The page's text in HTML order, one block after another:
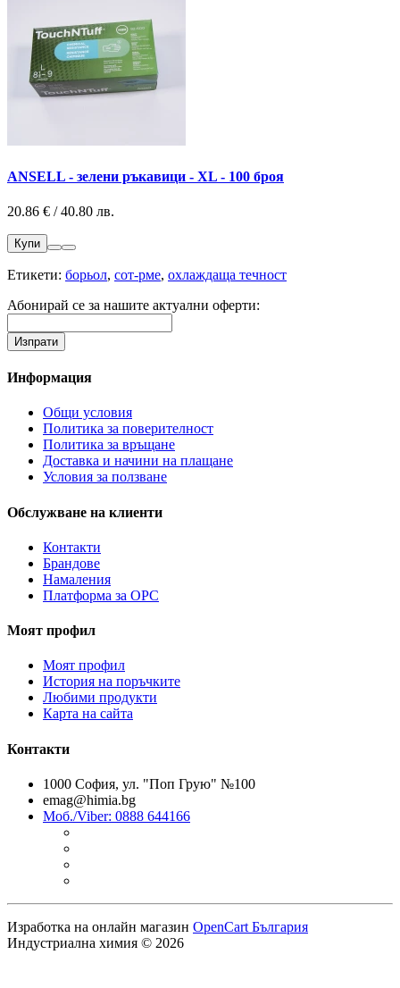
ANSELL - зелени ръкавици - XL - 100 броя
20.86 € / 40.80 лв.
Купи
Етикети: борьол, сот-рме, охлаждаща течност
Абонирай се за нашите актуални оферти:
Информация
Общи условия
Политика за поверителност
Политика за връщане
Доставка и начини на плащане
Условия за ползване
Обслужване на клиенти
Контакти
Брандове
Намаления
Платформа за ОРС
Моят профил
Моят профил
История на поръчките
Любими продукти
Карта на сайта
Контакти
1000 София, ул. "Поп Грую" №100
emag@himia.bg
Моб./Viber: 0888 644166
Изработка на онлайн магазин OpenCart България
Индустриална химия © 2026